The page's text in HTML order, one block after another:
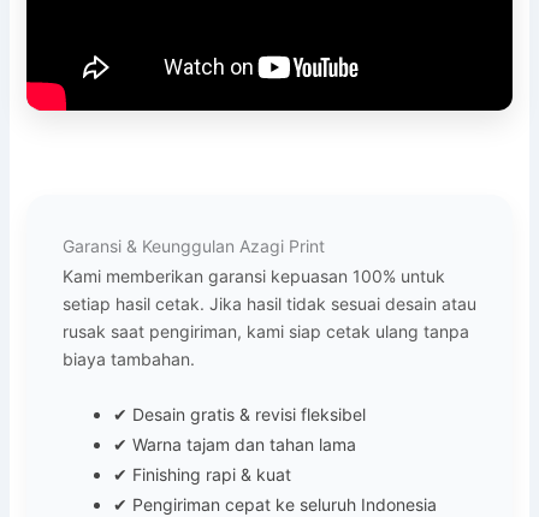
Garansi & Keunggulan Azagi Print
Kami memberikan garansi kepuasan 100% untuk
setiap hasil cetak. Jika hasil tidak sesuai desain atau
rusak saat pengiriman, kami siap cetak ulang tanpa
biaya tambahan.
✔ Desain gratis & revisi fleksibel
✔ Warna tajam dan tahan lama
✔ Finishing rapi & kuat
✔ Pengiriman cepat ke seluruh Indonesia